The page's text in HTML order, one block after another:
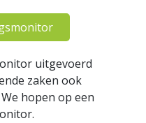
uitgevoerd
zaken ook
hopen op een